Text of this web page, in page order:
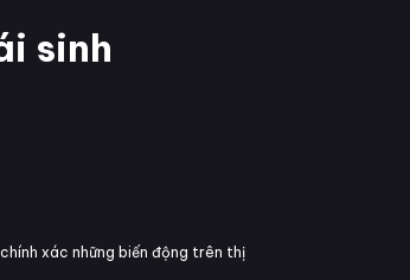
sinh
xác những biến động trên thị